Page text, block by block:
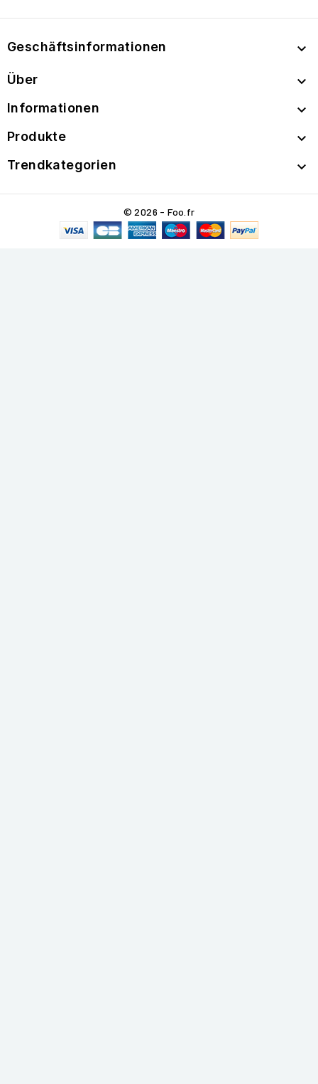
Geschäftsinformationen 
Über 
Informationen 
Produkte 
Trendkategorien 
© 2026 - Foo.fr